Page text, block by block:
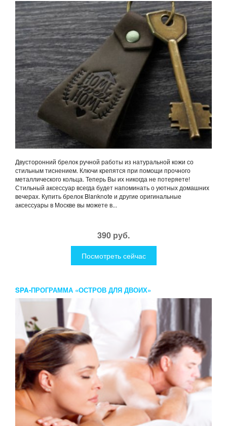
ОРЕХ
Двусторонний брелок ручной работы из натуральной кожи со
стильным тиснением. Ключи крепятся при помощи прочного
металлического кольца. Теперь Вы их никогда не потеряете!
Стильный аксессуар всегда будет напоминать о уютных домашних
вечерах. Купить брелок Blanknote и другие оригинальные
аксессуары в Москве вы можете в...
390 руб.
Посмотреть сейчас
SPA-ПРОГРАММА «ОСТРОВ ДЛЯ ДВОИХ»